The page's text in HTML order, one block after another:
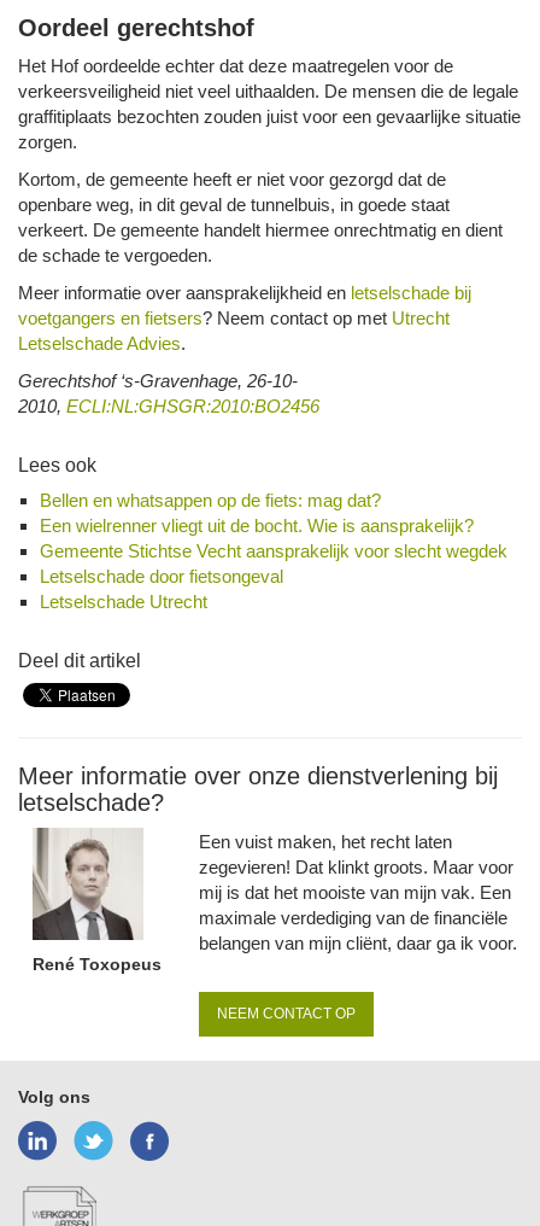
Oordeel gerechtshof
Het Hof oordeelde echter dat deze maatregelen voor de
verkeersveiligheid niet veel uithaalden. De mensen die de legale
graffitiplaats bezochten zouden juist voor een gevaarlijke situatie
zorgen.
Kortom, de gemeente heeft er niet voor gezorgd dat de
openbare weg, in dit geval de tunnelbuis, in goede staat
verkeert. De gemeente handelt hiermee onrechtmatig en dient
de schade te vergoeden.
Meer informatie over aansprakelijkheid en letselschade bij
voetgangers en fietsers? Neem contact op met Utrecht
Letselschade Advies.
Gerechtshof ‘s-Gravenhage, 26-10-
2010, ECLI:NL:GHSGR:2010:BO2456
Lees ook
Bellen en whatsappen op de fiets: mag dat?
Een wielrenner vliegt uit de bocht. Wie is aansprakelijk?
Gemeente Stichtse Vecht aansprakelijk voor slecht wegdek
Letselschade door fietsongeval
Letselschade Utrecht
Deel dit artikel
Meer informatie over onze dienstverlening bij
letselschade?
René Toxopeus
Een vuist maken, het recht laten
zegevieren! Dat klinkt groots. Maar voor
mij is dat het mooiste van mijn vak. Een
maximale verdediging van de financiële
belangen van mijn cliënt, daar ga ik voor.
NEEM CONTACT OP
Volg ons